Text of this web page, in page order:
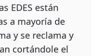
EDES están
a mayoría de
y se reclama y
cortándole el